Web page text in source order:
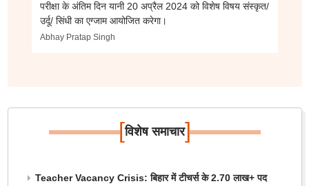
परीक्षा के अंतिम दिन यानी 20 अप्रैल 2024 को विशेष विषय संस्कृत/
उर्दू/ सिंधी का एग्जाम आयोजित करेगा।
Abhay Pratap Singh
[विशेष समाचार]
Teacher Vacancy Crisis: बिहार में टीचर्स के 2.70 लाख+ पद